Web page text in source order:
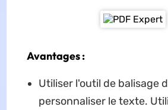
Avantages :
Utiliser l'outil de balisage
personnaliser le texte.